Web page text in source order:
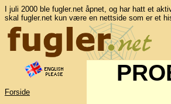
I juli 2000 ble fugler.net åpnet, og har hatt et
skal fugler.net kun være en nettside som er et
Forside